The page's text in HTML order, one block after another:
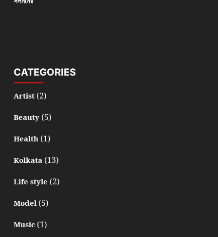
CATEGORIES
Artist(2)
Beauty(5)
Health(1)
Kolkata(13)
Life style (2)
Model(5)
Music(1)